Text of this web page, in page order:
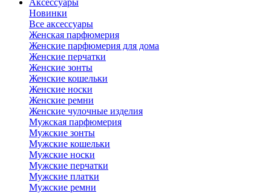
Аксессуары
Новинки
Все аксессуары
Женская парфюмерия
Женские парфюмерия для дома
Женские перчатки
Женские зонты
Женские кошельки
Женские носки
Женские ремни
Женские чулочные изделия
Мужская парфюмерия
Мужские зонты
Мужские кошельки
Мужские носки
Мужские перчатки
Мужские платки
Мужские ремни